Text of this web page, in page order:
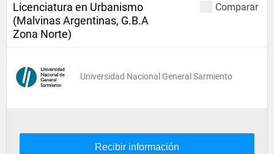
Comparar
Licenciatura en Urbanismo
(Malvinas Argentinas, G.B.A
Zona Norte)
Universidad Nacional General Sarmiento
Recibir información